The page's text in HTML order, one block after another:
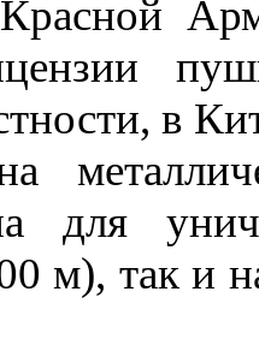
в
для
м), так и